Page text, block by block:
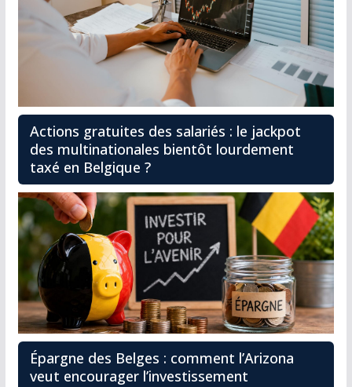
Actions gratuites des salariés : le jackpot
des multinationales bientôt lourdement
taxé en Belgique ?
Épargne des Belges : comment l’Arizona
veut encourager l’investissement